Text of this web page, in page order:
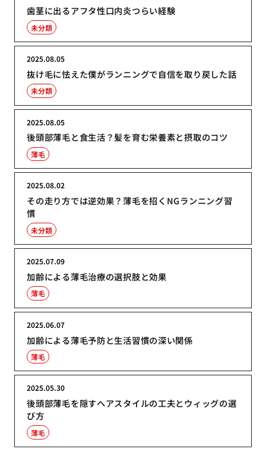
歯茎に出るアフタ性口内炎つらい経験
未分類
抜け毛に怯えた僕がランニングで自信を取り戻した話
2025.08.05
未分類
後頭部薄毛と食生活？髪を育む栄養素と摂取のコツ
2025.08.05
薄毛
その走り方では逆効果？薄毛を招くNGランニング習
慣
2025.08.02
未分類
加齢による薄毛治療の選択肢と効果
2025.07.09
薄毛
加齢による薄毛予防と生活習慣の深い関係
2025.06.07
薄毛
後頭部薄毛を隠すヘアスタイルの工夫とウィッグの選
び方
2025.05.30
薄毛